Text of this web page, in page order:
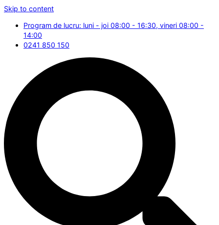
Skip to content
Program de lucru: luni - joi 08:00 - 16:30, vineri 08:00 -
14:00
0241 850 150